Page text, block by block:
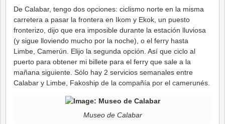
De Calabar, tengo dos opciones: ciclismo norte en la misma
carretera a pasar la frontera en Ikom y Ekok, un puesto
fronterizo, dijo que era imposible durante la estación lluviosa
(y sigue lloviendo mucho por la noche), o el ferry hasta
Limbe, Camerún. Elijo la segunda opción. Así que ciclo al
puerto para obtener mi billete para el ferry que sale a la
mañana siguiente. Sólo hay 2 servicios semanales entre
Calabar y Limbe, Fakoship de la compañía por el camerunés.
Museo de Calabar